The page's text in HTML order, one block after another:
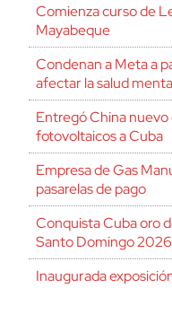
Comienza curso de
Mayabeque
Condenan a Meta a
afectar la salud
Entregó China
fotovoltaicos a Cuba
Empresa de Gas
pasarelas de pago
Conquista Cuba oro
Santo Domingo 2026
Inaugurada